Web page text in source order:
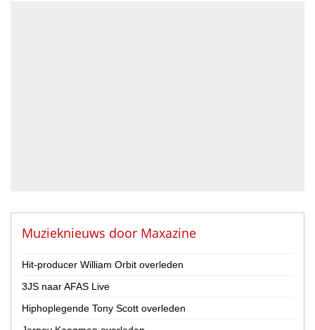
Nederland
België
Provincie
Muzieknieuws door Maxazine
Hit-producer William Orbit overleden
3JS naar AFAS Live
Hiphoplegende Tony Scott overleden